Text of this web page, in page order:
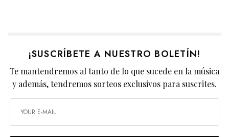
¡SUSCRÍBETE A NUESTRO BOLETÍN!
Te mantendremos al tanto de lo que sucede en la música
y además, tendremos sorteos exclusivos para suscrites.